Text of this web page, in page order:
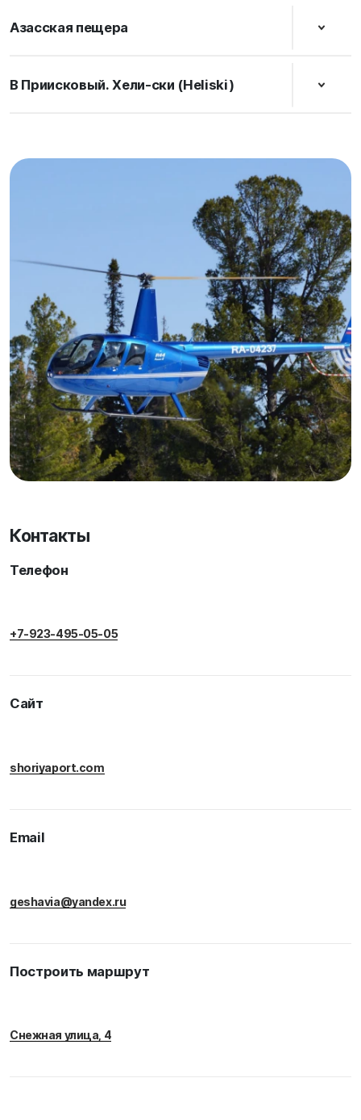
Азасская пещера
В Приисковый. Хели-ски (Heliski)
Контакты
Телефон
+7-923-495-05-05
Сайт
shoriyaport.com
Email
geshavia@yandex.ru
Построить маршрут
Снежная улица, 4